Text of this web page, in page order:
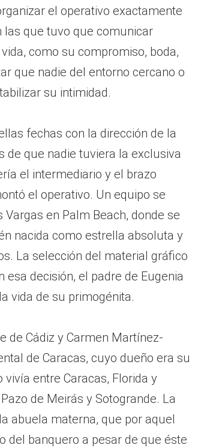
el operativo exactamente
las que tuvo que comunicar
como su compromiso, boda,
que nadie del entorno cercano o
su intimidad.
fechas con la dirección de la
de que nadie tuviera la exclusiva
el intermediario y el brazo
el operativo. Un equipo se
en Palm Beach, donde se
nacida como estrella absoluta y
La selección del material gráfico
esa decisión, el padre de Eugenia
vida de su primogénita.
de Cádiz y Carmen Martínez-
de Caracas, cuyo dueño era su
entre Caracas, Florida y
de Meirás y Sotogrande. La
abuela materna, que por aquel
del banquero a pesar de que éste